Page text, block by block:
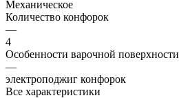
Механическое
Количество конфорок
—
4
Особенности варочной поверхности
—
электроподжиг конфорок
Все характеристики